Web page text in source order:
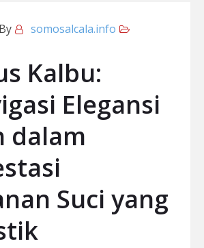
By
somosalcala.info
Kalbu:
Elegansi
dalam
Suci yang